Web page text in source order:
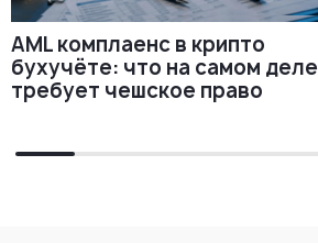
AML комплаенс в крипто
бухучёте: что на самом деле
требует чешское право